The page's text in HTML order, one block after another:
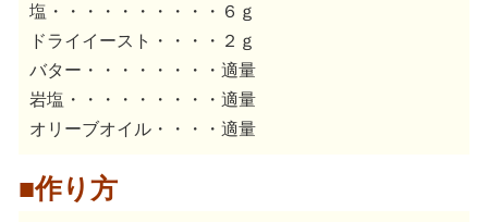
塩・・・・・・・・・・６ｇ
ドライイースト・・・・２ｇ
バター・・・・・・・・適量
岩塩・・・・・・・・・適量
オリーブオイル・・・・適量
■作り方